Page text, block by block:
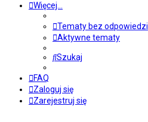
Więcej…
Tematy bez odpowiedzi
Aktywne tematy
Szukaj
FAQ
Zaloguj się
Zarejestruj się